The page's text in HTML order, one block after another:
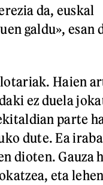
da, euskal
galdu», esan
Haien
ez duela
parte
dute. Ea
dioten. Gauza
eta